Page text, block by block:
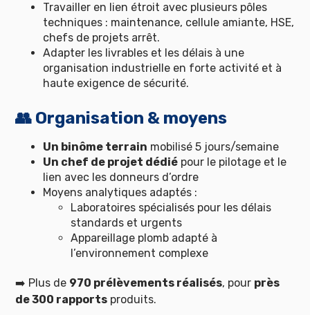
Travailler en lien étroit avec plusieurs pôles
techniques : maintenance, cellule amiante, HSE,
chefs de projets arrêt.
Adapter les livrables et les délais à une
organisation industrielle en forte activité et à
haute exigence de sécurité.
👥 Organisation & moyens
Un binôme terrain mobilisé 5 jours/semaine
Un chef de projet dédié pour le pilotage et le
lien avec les donneurs d’ordre
Moyens analytiques adaptés :
Laboratoires spécialisés pour les délais
standards et urgents
Appareillage plomb adapté à
l’environnement complexe
➡️ Plus de 970 prélèvements réalisés, pour près
de 300 rapports produits.